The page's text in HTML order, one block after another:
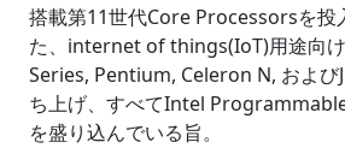
搭載第11世代Core Processorsを投
た、internet of things(IoT)用途向
Series, Pentium, Celeron N, および
ち上げ、すべてIntel
を盛り込んでいる旨。